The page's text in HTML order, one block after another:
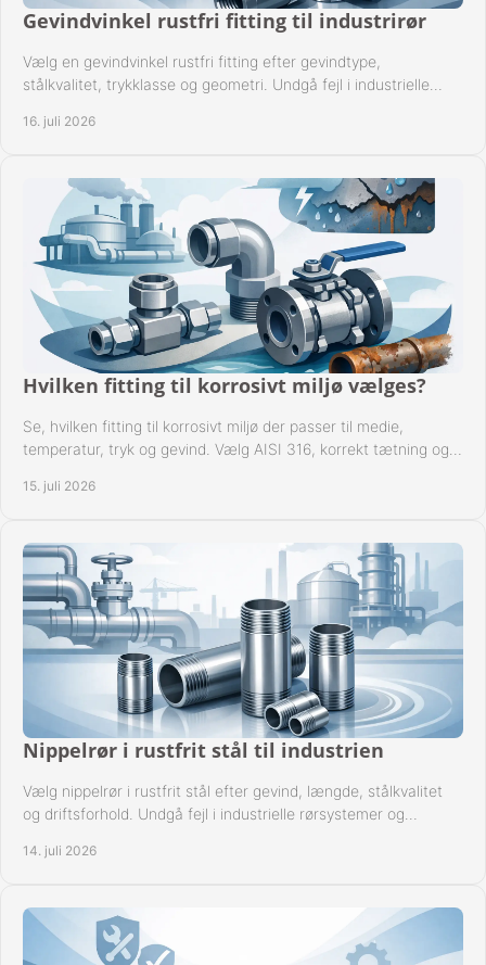
Gevindvinkel rustfri fitting til industrirør
Vælg en gevindvinkel rustfri fitting efter gevindtype,
stålkvalitet, trykklasse og geometri. Undgå fejl i industrielle
16. juli 2026
Hvilken fitting til korrosivt miljø vælges?
Se, hvilken fitting til korrosivt miljø der passer til medie,
temperatur, tryk og gevind. Vælg AISI 316, korrekt tætning og
15. juli 2026
Nippelrør i rustfrit stål til industrien
Vælg nippelrør i rustfrit stål efter gevind, længde, stålkvalitet
og driftsforhold. Undgå fejl i industrielle rørsystemer og
14. juli 2026